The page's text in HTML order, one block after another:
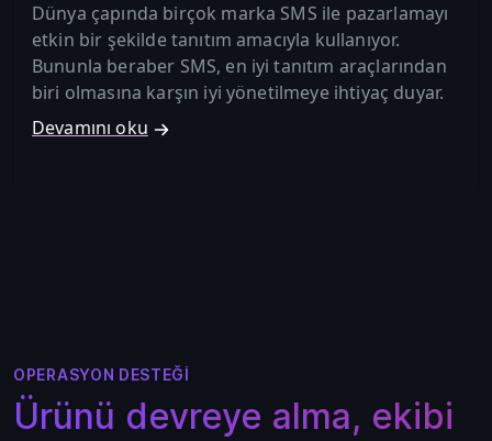
Dünya çapında birçok marka SMS ile pazarlamayı
etkin bir şekilde tanıtım amacıyla kullanıyor.
Bununla beraber SMS, en iyi tanıtım araçlarından
biri olmasına karşın iyi yönetilmeye ihtiyaç duyar.
Devamını oku
OPERASYON DESTEĞI
Ürünü devreye alma, ekibi